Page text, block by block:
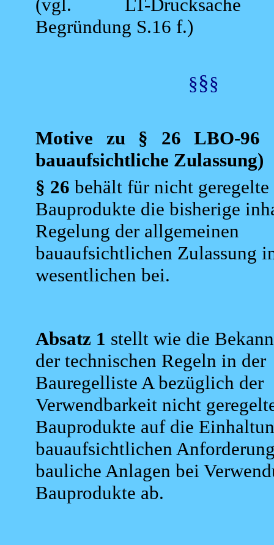
(vgl. LT-Drucksache
Begründung S.16 f.)
§§§
Motive zu § 26 LBO-96
bauaufsichtliche Zulassung)
§ 26 behält für nicht geregelte
Bauprodukte die bisherige
Regelung der allgemeinen
bauaufsichtlichen Zulassung
wesentlichen bei.
Absatz 1 stellt wie die
der technischen Regeln in der
Bauregelliste A bezüglich der
Verwendbarkeit nicht
Bauprodukte auf die
bauaufsichtlichen
bauliche Anlagen bei
Bauprodukte ab.